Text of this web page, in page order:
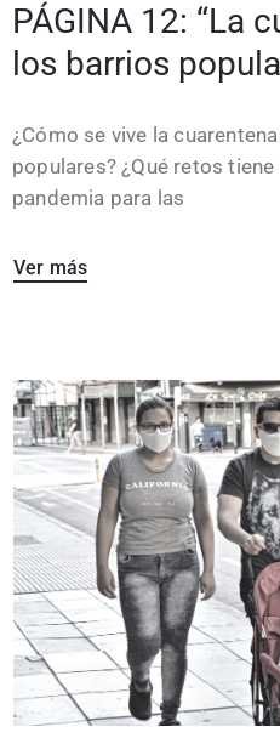
PÁGINA 12: “La
los barrios
¿Cómo se vive la
populares? ¿Qué retos
pandemia para las
Ver más